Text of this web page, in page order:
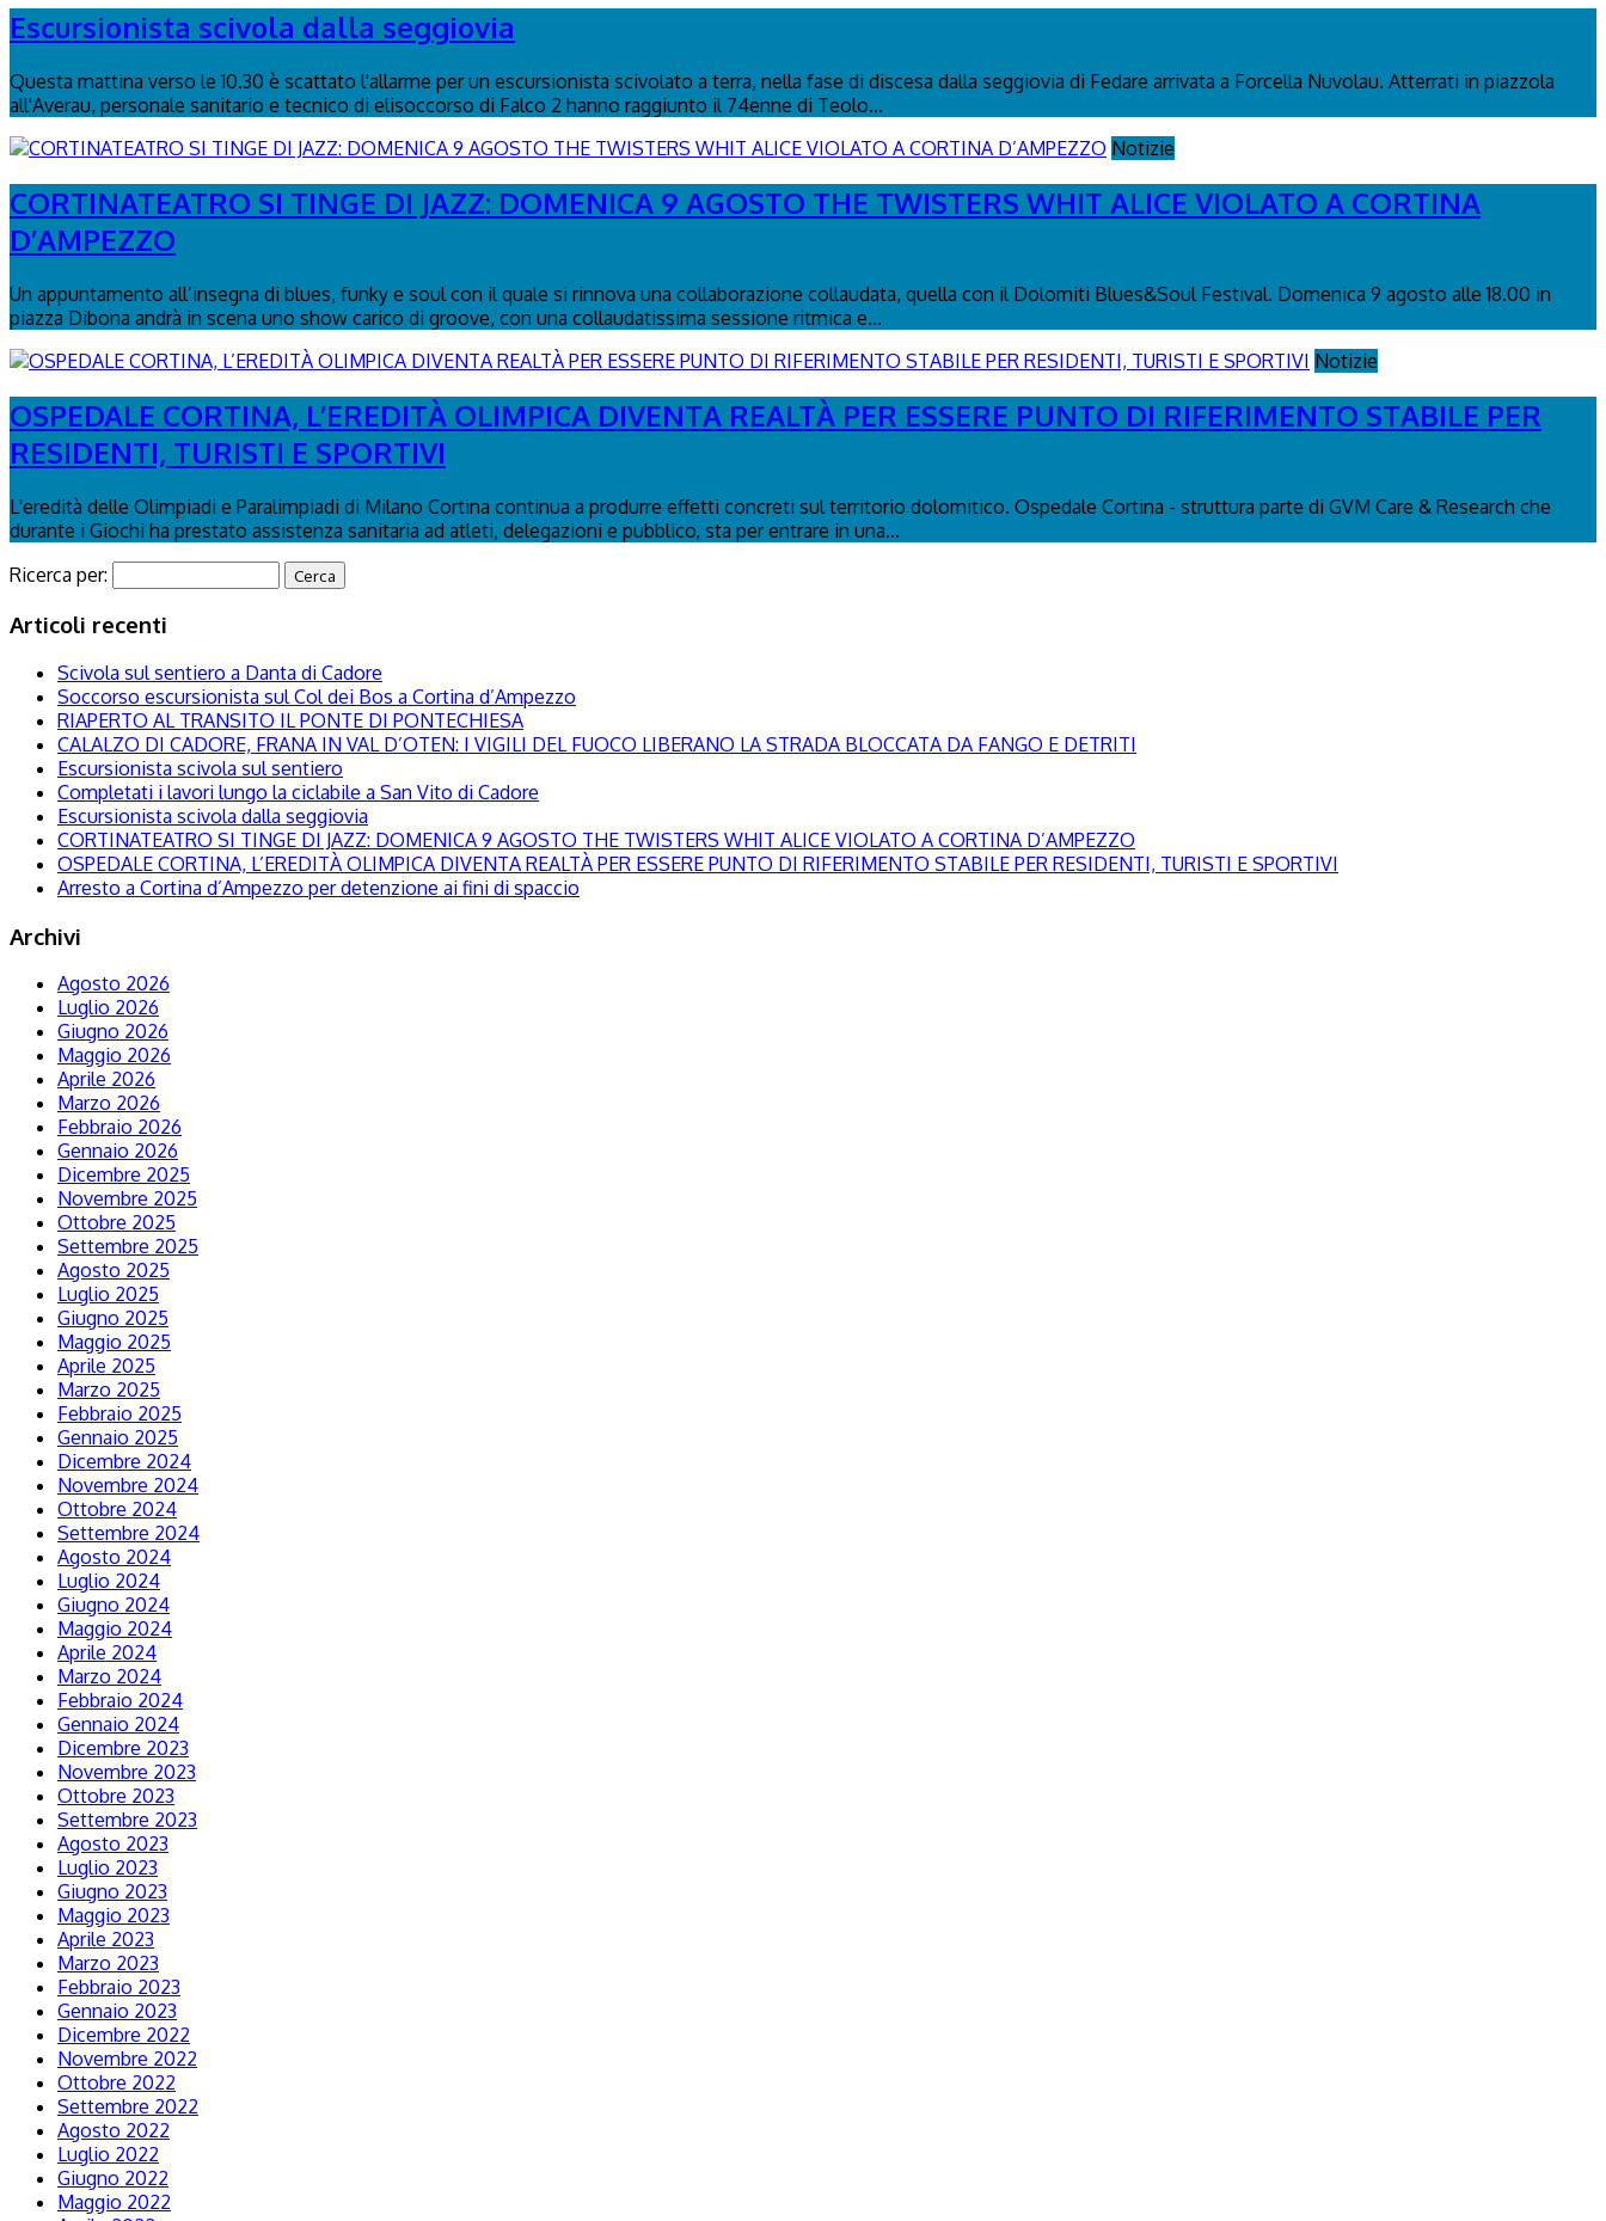
Escursionista scivola dalla seggiovia
Questa mattina verso le 10.30 è scattato l'allarme per un escursionista scivolato a terra, nella fase di discesa dalla seggiovia di Fedare arrivata a Forcella Nuvolau. Atterrati in piazzola
all'Averau, personale sanitario e tecnico di elisoccorso di Falco 2 hanno raggiunto il 74enne di Teolo...
Notizie
CORTINATEATRO SI TINGE DI JAZZ: DOMENICA 9 AGOSTO THE TWISTERS WHIT ALICE VIOLATO A CORTINA
D’AMPEZZO
Un appuntamento all’insegna di blues, funky e soul con il quale si rinnova una collaborazione collaudata, quella con il Dolomiti Blues&Soul Festival. Domenica 9 agosto alle 18.00 in
piazza Dibona andrà in scena uno show carico di groove, con una collaudatissima sessione ritmica e...
Notizie
OSPEDALE CORTINA, L’EREDITÀ OLIMPICA DIVENTA REALTÀ PER ESSERE PUNTO DI RIFERIMENTO STABILE PER
RESIDENTI, TURISTI E SPORTIVI
L'eredità delle Olimpiadi e Paralimpiadi di Milano Cortina continua a produrre effetti concreti sul territorio dolomitico. Ospedale Cortina - struttura parte di GVM Care & Research che
durante i Giochi ha prestato assistenza sanitaria ad atleti, delegazioni e pubblico, sta per entrare in una...
Ricerca per:
Articoli recenti
Scivola sul sentiero a Danta di Cadore
Soccorso escursionista sul Col dei Bos a Cortina d’Ampezzo
RIAPERTO AL TRANSITO IL PONTE DI PONTECHIESA
CALALZO DI CADORE, FRANA IN VAL D’OTEN: I VIGILI DEL FUOCO LIBERANO LA STRADA BLOCCATA DA FANGO E DETRITI
Escursionista scivola sul sentiero
Completati i lavori lungo la ciclabile a San Vito di Cadore
Escursionista scivola dalla seggiovia
CORTINATEATRO SI TINGE DI JAZZ: DOMENICA 9 AGOSTO THE TWISTERS WHIT ALICE VIOLATO A CORTINA D’AMPEZZO
OSPEDALE CORTINA, L’EREDITÀ OLIMPICA DIVENTA REALTÀ PER ESSERE PUNTO DI RIFERIMENTO STABILE PER RESIDENTI, TURISTI E SPORTIVI
Arresto a Cortina d’Ampezzo per detenzione ai fini di spaccio
Archivi
Agosto 2026
Luglio 2026
Giugno 2026
Maggio 2026
Aprile 2026
Marzo 2026
Febbraio 2026
Gennaio 2026
Dicembre 2025
Novembre 2025
Ottobre 2025
Settembre 2025
Agosto 2025
Luglio 2025
Giugno 2025
Maggio 2025
Aprile 2025
Marzo 2025
Febbraio 2025
Gennaio 2025
Dicembre 2024
Novembre 2024
Ottobre 2024
Settembre 2024
Agosto 2024
Luglio 2024
Giugno 2024
Maggio 2024
Aprile 2024
Marzo 2024
Febbraio 2024
Gennaio 2024
Dicembre 2023
Novembre 2023
Ottobre 2023
Settembre 2023
Agosto 2023
Luglio 2023
Giugno 2023
Maggio 2023
Aprile 2023
Marzo 2023
Febbraio 2023
Gennaio 2023
Dicembre 2022
Novembre 2022
Ottobre 2022
Settembre 2022
Agosto 2022
Luglio 2022
Giugno 2022
Maggio 2022